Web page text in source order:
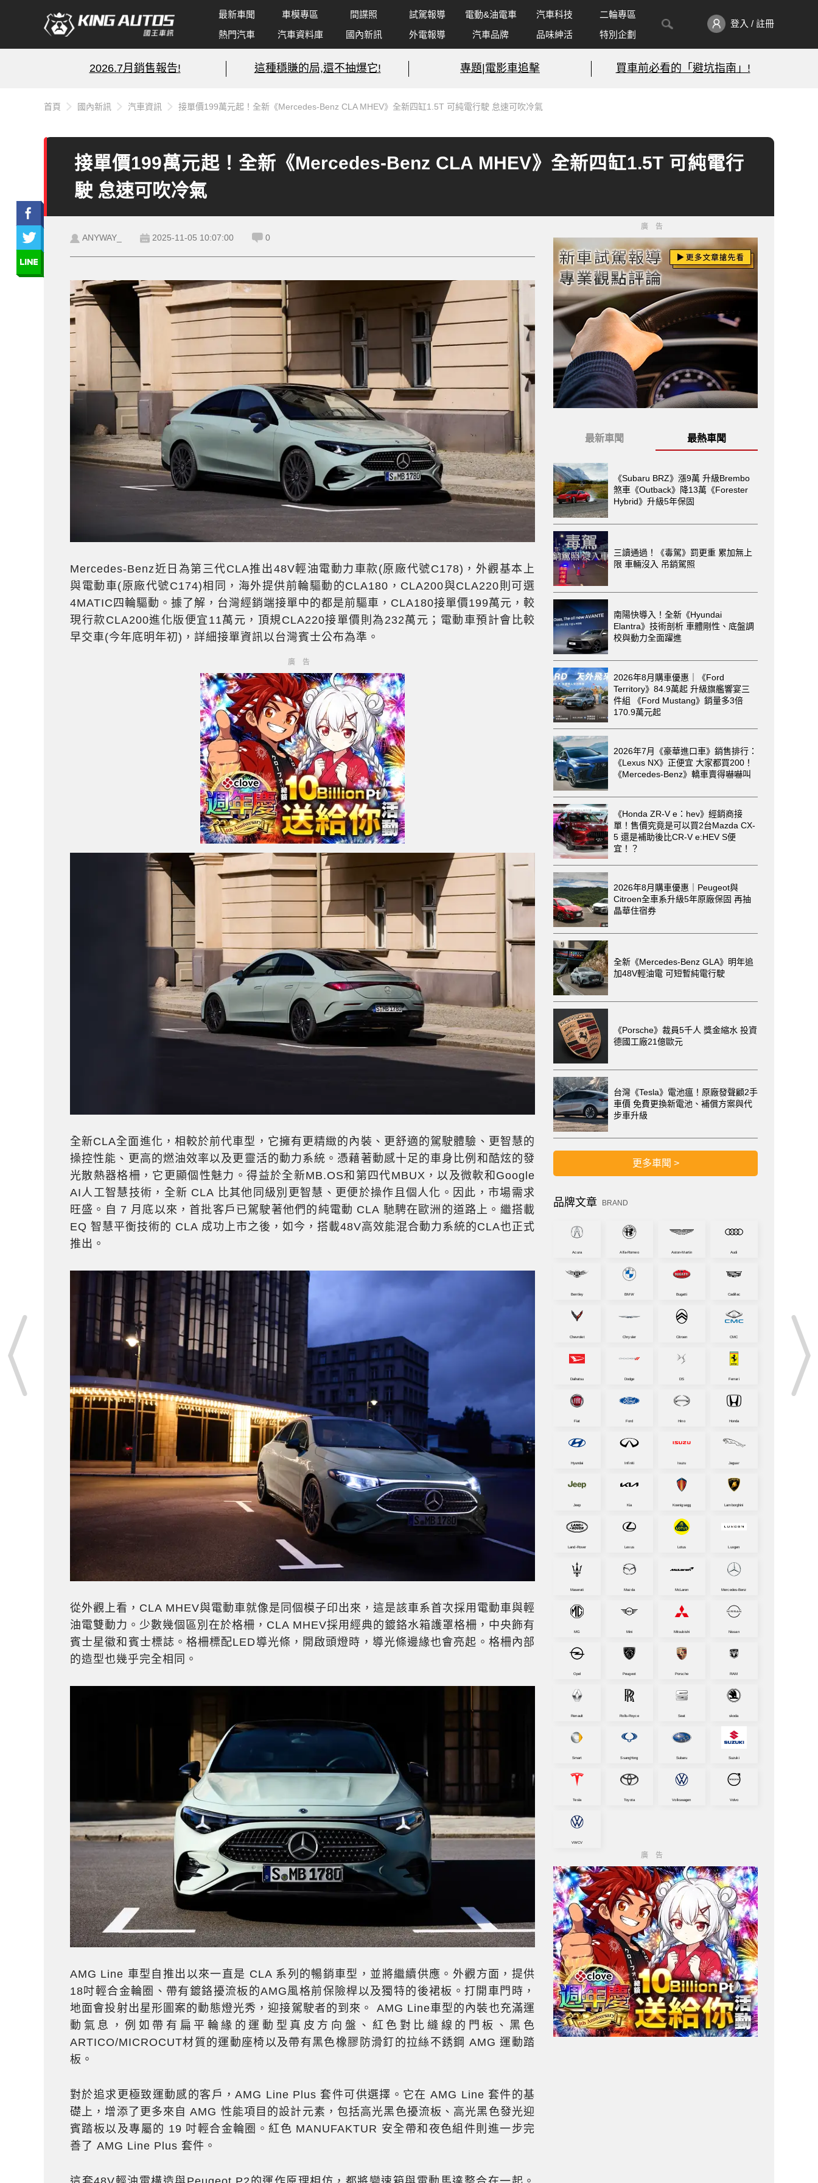
最新車聞 車模專區 間諜照 試駕報導 電動&油電車 汽車科技
二輪專區
熱門汽車
汽車資料庫 國內新訊 外電報導 汽車品牌 品味紳活 特別企劃
登入 / 註冊
2026.7月銷售報告! 這種穩賺的局,還不抽爆它! 專題|電影車追擊 買車前必看的「避坑指南」!
首頁 國內新訊 汽車資訊 接單價199萬元起！全新《Mercedes-Benz CLA MHEV》全新四缸1.5T 可純電行駛 怠速可吹冷氣
接單價199萬元起！全新《Mercedes-Benz CLA MHEV》全新四缸1.5T 可純電行
駛 怠速可吹冷氣
ANYWAY_ 2025-11-05 10:07:00 0
Mercedes-Benz近日為第三代CLA推出48V輕油電動力車款(原廠代號C178)，外觀基本上
與電動車(原廠代號C174)相同，海外提供前輪驅動的CLA180，CLA200與CLA220則可選
4MATIC四輪驅動。據了解，台灣經銷端接單中的都是前驅車，CLA180接單價199萬元，較
現行款CLA200進化版便宜11萬元，頂規CLA220接單價則為232萬元；電動車預計會比較
早交車(今年底明年初)，詳細接單資訊以台灣賓士公布為準。
廣告
全新CLA全面進化，相較於前代車型，它擁有更精緻的內裝、更舒適的駕駛體驗、更智慧的
操控性能、更高的燃油效率以及更靈活的動力系統。憑藉著動感十足的車身比例和酷炫的發
光散熱器格柵，它更顯個性魅力。得益於全新MB.OS和第四代MBUX，以及微軟和Google
AI人工智慧技術，全新 CLA 比其他同級別更智慧、更便於操作且個人化。因此，市場需求
旺盛。自 7 月底以來，首批客戶已駕駛著他們的純電動 CLA 馳騁在歐洲的道路上。繼搭載
EQ 智慧平衡技術的 CLA 成功上市之後，如今，搭載48V高效能混合動力系統的CLA也正式
推出。
從外觀上看，CLA MHEV與電動車就像是同個模子印出來，這是該車系首次採用電動車與輕
油電雙動力。少數幾個區別在於格柵，CLA MHEV採用經典的鍍鉻水箱護罩格柵，中央飾有
賓士星徽和賓士標誌。格柵標配LED導光條，開啟頭燈時，導光條邊緣也會亮起。格柵內部
的造型也幾乎完全相同。
AMG Line 車型自推出以來一直是 CLA 系列的暢銷車型，並將繼續供應。外觀方面，提供
18吋輕合金輪圈、帶有鍍鉻擾流板的AMG風格前保險桿以及獨特的後裙板。打開車門時，
地面會投射出星形圖案的動態燈光秀，迎接駕駛者的到來。 AMG Line車型的內裝也充滿運
動氣息，例如帶有扁平輪緣的運動型真皮方向盤、紅色對比縫線的門板、黑色
ARTICO/MICROCUT材質的運動座椅以及帶有黑色橡膠防滑釘的拉絲不銹鋼 AMG 運動踏
板。
對於追求更極致運動感的客戶，AMG Line Plus 套件可供選擇。它在 AMG Line 套件的基
礎上，增添了更多來自 AMG 性能項目的設計元素，包括高光黑色擾流板、高光黑色發光迎
賓踏板以及專屬的 19 吋輕合金輪圈。紅色 MANUFAKTUR 安全帶和夜色組件則進一步完
善了 AMG Line Plus 套件。
廣告
最新車聞 最熱車聞
《Subaru BRZ》漲9萬 升級Brembo
煞車《Outback》降13萬《Forester
Hybrid》升級5年保固
三讀通過！《毒駕》罰更重 累加無上
限 車輛沒入 吊銷駕照
南陽快導入！全新《Hyundai
Elantra》技術剖析 車體剛性、底盤調
校與動力全面躍進
2026年8月購車優惠｜《Ford
Territory》84.9萬起 升級旗艦響宴三
件組 《Ford Mustang》銷量多3倍
170.9萬元起
2026年7月《豪華進口車》銷售排行：
《Lexus NX》正便宜 大家都買200！
《Mercedes-Benz》轎車賣得嚇嚇叫
《Honda ZR-V e：hev》經銷商接
單！售價究竟是可以買2台Mazda CX-
5 還是補助後比CR-V e:HEV S便
宜！？
2026年8月購車優惠｜Peugeot與
Citroen全車系升級5年原廠保固 再抽
晶華住宿券
全新《Mercedes-Benz GLA》明年追
加48V輕油電 可短暫純電行駛
《Porsche》裁員5千人 獎金縮水 投資
德國工廠21億歐元
台灣《Tesla》電池瘟！原廠發聲顧2手
車價 免費更換新電池、補償方案與代
步車升級
更多車聞 >
品牌文章 BRAND
Acura Alfa-Romeo Aston-Martin Audi
Bentley BMW Bugatti Cadillac
Chevrolet Chrysler Citroen CMC
Daihatsu Dodge DS Ferrari
Fiat Ford Hino Honda
Hyundai Infiniti Isuzu Jaguar
Jeep Kia Koenigsegg Lamborghini
Land-Rover Lexus Lotus Luxgen
Maserati Mazda McLaren Mercedes-Benz
MG Mini Mitsubishi Nissan
Opel Peugeot Porsche RAM
Renault Rolls-Royce Seat skoda
Smart SsangYong Subaru Suzuki
Tesla Toyota Volkswagen Volvo
VWCV
廣告